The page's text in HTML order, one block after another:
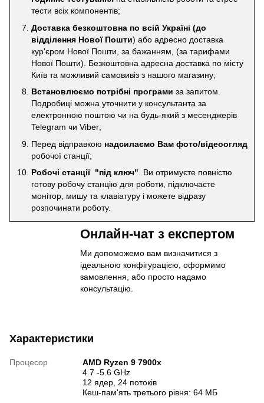
тести всіх компонентів;
Доставка безкоштовна по всій Україні (до
відділення Нової Пошти) або адресно доставка
кур'єром Нової Пошти, за бажанням, (за тарифами
Нової Пошти). Безкоштовна адресна доставка по місту
Київ та можливий самовивіз з нашого магазину;
Встановлюємо потрібні програми за запитом.
Подробиці можна уточнити у консультанта за
електронною поштою чи на будь-який з месенджерів
Telegram чи Viber;
Перед відправкою надсилаємо Вам фото/відеоогляд
робочої станції;
Робочі станції "під ключ" . Ви отримуєте повністю
готову робочу станцію для роботи, підключаєте
монітор, мишу та клавіатуру і можете відразу
розпочинати роботу.
Онлайн-чат з експертом
Ми допоможемо вам визначитися з
ідеальною конфігурацією, оформимо
замовлення, або просто надамо
консультацію.
Характеристики
Процесор
AMD Ryzen 9 7900x
4.7 -5.6 GHz
12 ядер, 24 потоків
Кеш-пам'ять третього рівня: 64 МБ